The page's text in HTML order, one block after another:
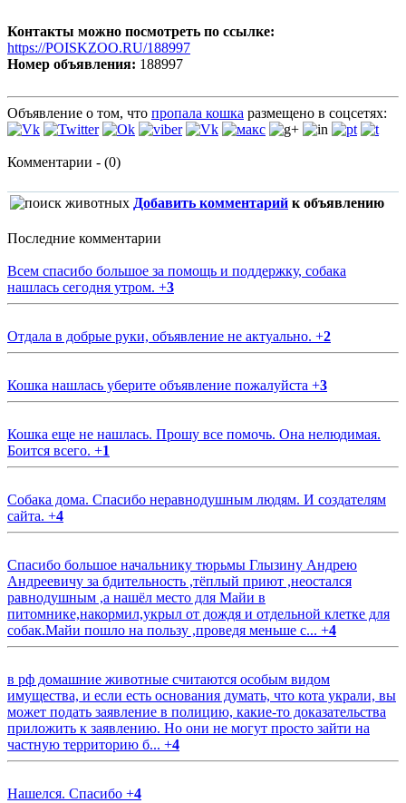
Контакты можно посмотреть по ссылке:
https://POISKZOO.RU/188997
Номер объявления: 188997
Объявление о том, что пропала кошка размещено в соцсетях:
Комментарии - (0)
Добавить комментарий к объявлению
Последние комментарии
Всем спасибо большое за помощь и поддержку, собака
нашлась сегодня утром. +3
Отдала в добрые руки, объявление не актуально. +2
Кошка нашлась уберите объявление пожалуйста +3
Кошка еще не нашлась. Прошу все помочь. Она нелюдимая.
Боится всего. +1
Собака дома. Спасибо неравнодушным людям. И создателям
сайта. +4
Спасибо большое начальнику тюрьмы Глызину Андрею
Андреевичу за бдительность ,тёплый приют ,неостался
равнодушным ,а нашёл место для Майи в
питомнике,накормил,укрыл от дождя и отдельной клетке для
собак.Майи пошло на пользу ,проведя меньше с... +4
в рф домашние животные считаются особым видом
имущества, и если есть основания думать, что кота украли, вы
может подать заявление в полицию, какие-то доказательства
приложить к заявлению. Но они не могут просто зайти на
частную территорию б... +4
Нашелся. Спасибо +4